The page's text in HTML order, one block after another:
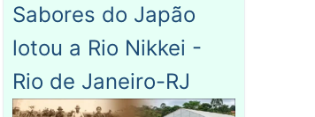
Sabores do Japão
lotou a Rio Nikkei -
Rio de Janeiro-RJ